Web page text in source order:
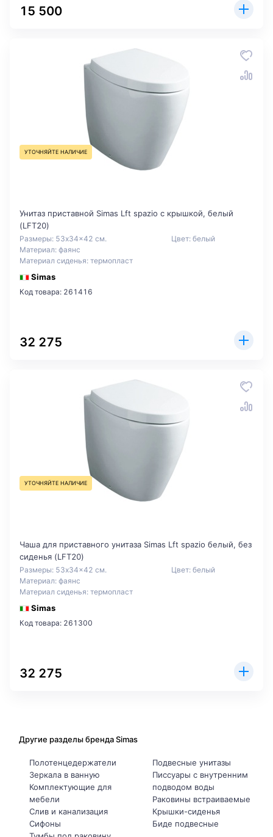
15 500
УТОЧНЯЙТЕ НАЛИЧИЕ
Унитаз приставной Simas Lft spazio с крышкой, белый
(LFT20)
Размеры: 53x34x42 см.
Материал: фаянс
Материал сиденья: термопласт
Цвет: белый
Simas
Код товара: 261416
32 275
УТОЧНЯЙТЕ НАЛИЧИЕ
Чаша для приставного унитаза Simas Lft spazio белый, без
сиденья (LFT20)
Размеры: 53x34x42 см.
Материал: фаянс
Материал сиденья: термопласт
Цвет: белый
Simas
Код товара: 261300
32 275
Другие разделы бренда Simas
Полотенцедержатели
Зеркала в ванную
Комплектующие для
мебели
Слив и канализация
Сифоны
Подвесные унитазы
Писсуары с внутренним
подводом воды
Раковины встраиваемые
Крышки-сиденья
Биде подвесные